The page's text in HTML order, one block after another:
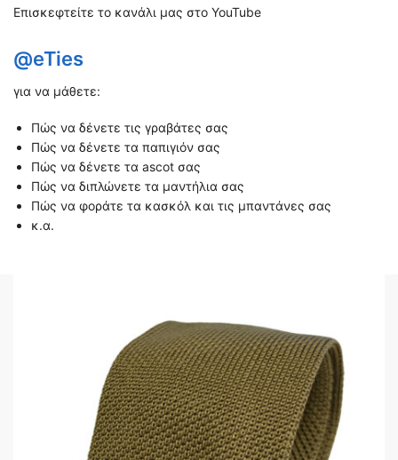
Επισκεφτείτε το κανάλι μας στο YouTube
@eTies
για να μάθετε:
Πώς να δένετε τις γραβάτες σας
Πώς να δένετε τα παπιγιόν σας
Πώς να δένετε τα ascot σας
Πώς να διπλώνετε τα μαντήλια σας
Πώς να φοράτε τα κασκόλ και τις μπαντάνες σας
κ.α.